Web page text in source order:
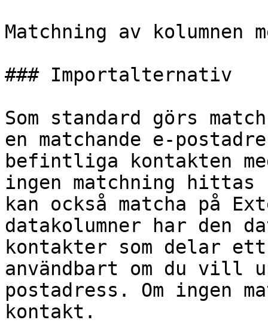
Matchning av kolumnen
### Importalternativ
Som standard görs
en matchande e-
befintliga kontakten
ingen matchning hittas
kan också matcha på
datakolumner har den
kontakter som delar
användbart om du vill
postadress. Om ingen
kontakt.